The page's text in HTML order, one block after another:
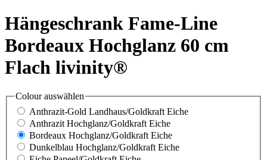
Hängeschrank Fame-Line
Bordeaux Hochglanz 60 cm
Flach livinity®
Colourauswählen
Anthrazit-Gold Landhaus/Goldkraft Eiche
Anthrazit Hochglanz/Goldkraft Eiche
Bordeaux Hochglanz/Goldkraft Eiche
Dunkelblau Hochglanz/Goldkraft Eiche